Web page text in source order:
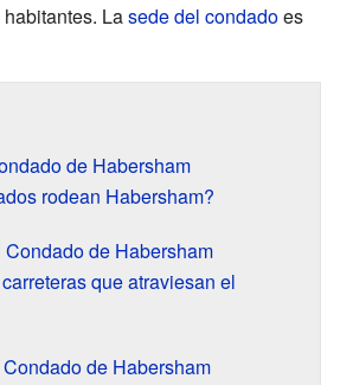
Lasede del condadoes
de Habersham
rodean Habersham?
de Habersham
que atraviesan el
de Habersham